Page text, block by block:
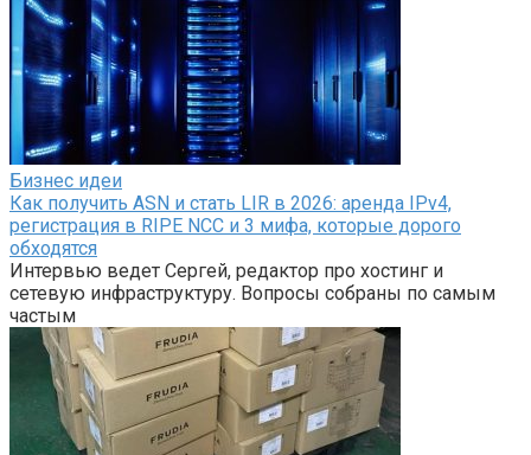
Бизнес идеи
Как получить ASN и стать LIR в 2026: аренда IPv4,
регистрация в RIPE NCC и 3 мифа, которые дорого
обходятся
Интервью ведет Сергей, редактор про хостинг и
сетевую инфраструктуру. Вопросы собраны по самым
частым